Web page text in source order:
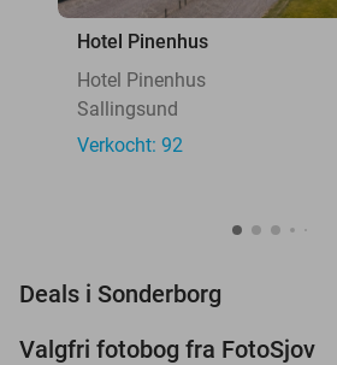
Hotel Pinenhus
Hotel Pinenhus
Sallingsund
Verkocht: 92
Deals i Sonderborg
Valgfri fotobog fra FotoSjov